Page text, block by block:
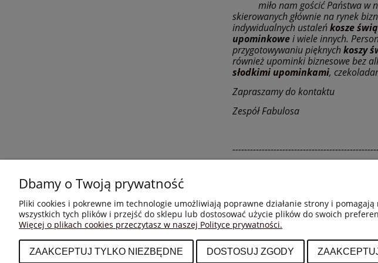
miło nam gościć Państwa w
skierowanych głównie na rynek
indywidualnych ustaleńkosze
upominkowei wiele innych.
przygotowywaniu pięknychkoszy
również upominki biznesowe bez
słodkimi upominkami,
Zapraszamy do kontaktu
Zespół Fabulosa
MOJE KONTO
Twoje zamówienia
PŁATNOŚCI I DOSTAWA
Formy płatności
Dbamy o Twoją prywatność
Pliki cookies i pokrewne im technologie umożliwiają poprawne działanie strony i
wszystkich tych plików i przejść do sklepu lub dostosować użycie plików do swoich
Więcej o plikach cookies przeczytasz w naszej Polityce prywatności.
ZAAKCEPTUJ TYLKO NIEZBĘDNE DOSTOSUJ ZGODY